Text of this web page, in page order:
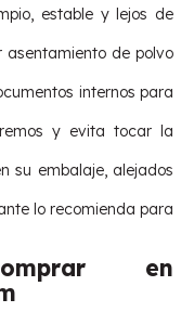
estable y lejos de
de polvo
internos para
y evita tocar la
su embalaje, alejados
lo recomienda para
en